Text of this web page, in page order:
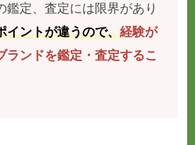
鑑定、査定には限界があり
イントが違うので、経験が
ランドを鑑定・査定するこ